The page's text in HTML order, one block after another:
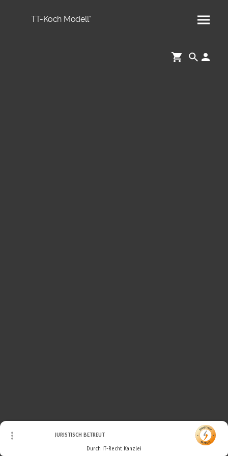
TT-Koch Modell°
JURISTISCH BETREUT
Durch IT-Recht Kanzlei